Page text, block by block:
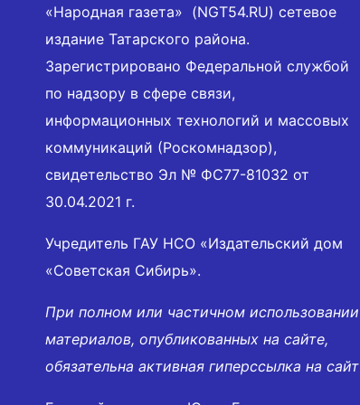
«Народная газета» (NGT54.RU) сетевое
издание Татарского района.
Зарегистрировано Федеральной службой
по надзору в сфере связи,
информационных технологий и массовых
коммуникаций (Роскомнадзор),
свидетельство Эл № ФС77-81032 от
30.04.2021 г.
Учредитель ГАУ НСО «Издательский дом
«Советская Сибирь».
При полном или частичном использовании
материалов, опубликованных на сайте,
обязательна активная гиперссылка на сайт